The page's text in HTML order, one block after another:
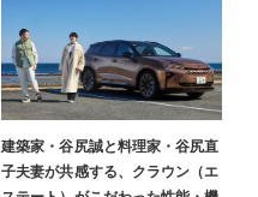
建築家・谷尻誠と料理家・谷尻直
子夫妻が共感する、クラウン（エ